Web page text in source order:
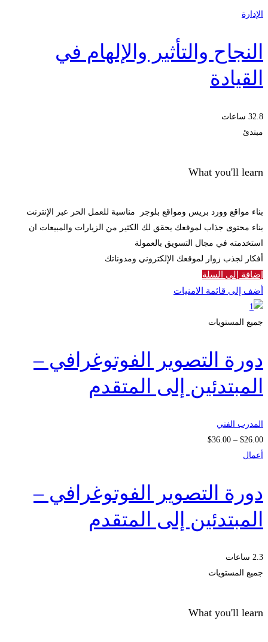
الإدارة
النجاح والتأثير والإلهام في
القيادة
32.8 ساعات
مبتدئ
What you'll learn
بناء مواقع وورد بريس ومواقع بلوجر مناسبة للعمل الحر عبر الإنترنت
بناء محتوى جذاب لموقعك يحقق لك الكثير من الزيارات والمبيعات ان
استخدمته في مجال التسويق بالعمولة
أفكار لجذب زوار لموقعك الإلكتروني ومدوناتك
إضافة إلى السلة
أضف إلى قائمة الامنيات
جميع المستويات
دورة التصوير الفوتوغرافي –
المبتدئين إلى المتقدم
المدرب الفني
$26 .00
–
$36 .00
نطاق
خلال
أعمال
دورة التصوير الفوتوغرافي –
المبتدئين إلى المتقدم
2.3 ساعات
جميع المستويات
What you'll learn